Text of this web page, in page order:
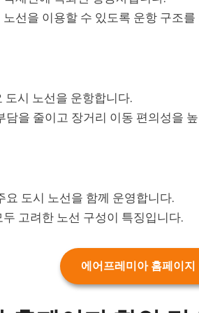
선을 이용할 수 있도록 운항 구조
도시 노선을 운항합니다.
담을 줄이고 장거리 이동 편의성을
요 도시 노선을 함께 운영합니다.
고려한 노선 구성이 특징입니다.
에어프레미아 홈페이지